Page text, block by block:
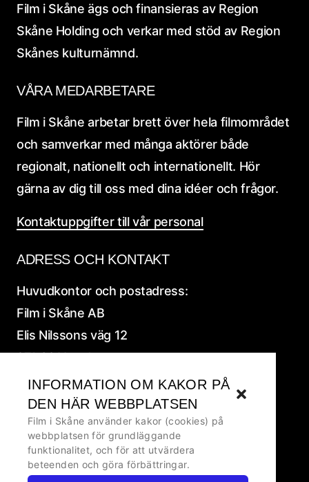
INFORMATION OM KAKOR PÅ
DEN HÄR WEBBPLATSEN
Film i Skåne använder kakor (cookies) på
webbplatsen för grundläggande
funktionalitet, och för att utvärdera
beteenden och göra förbättringar.
Film i Skåne ägs och finansieras av Region
Skåne Holding och verkar med stöd av Region
Skånes kulturnämnd.
VÅRA MEDARBETARE
Film i Skåne arbetar brett över hela filmområdet
och samverkar med många aktörer både
regionalt, nationellt och internationellt. Hör
gärna av dig till oss med dina idéer och frågor.
Kontaktuppgifter till vår personal
ADRESS OCH KONTAKT
Huvudkontor och postadress:
Film i Skåne AB
Elis Nilssons väg 12
271 39 Ystad
Allaadress och fakturauppgifter
Ansvarig utgivare: Ralf Ivarsson, VD
Om kakor